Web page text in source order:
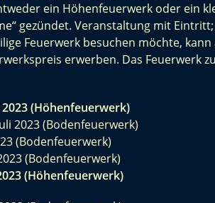
ein Höhenfeuerwerk oder ein
gezündet. Veranstaltung mit
Feuerwerk besuchen möchte,
erwerben. Das Feuerwerk
(Höhenfeuerwerk)
2023 (Bodenfeuerwerk)
(Bodenfeuerwerk)
(Bodenfeuerwerk)
(Höhenfeuerwerk)